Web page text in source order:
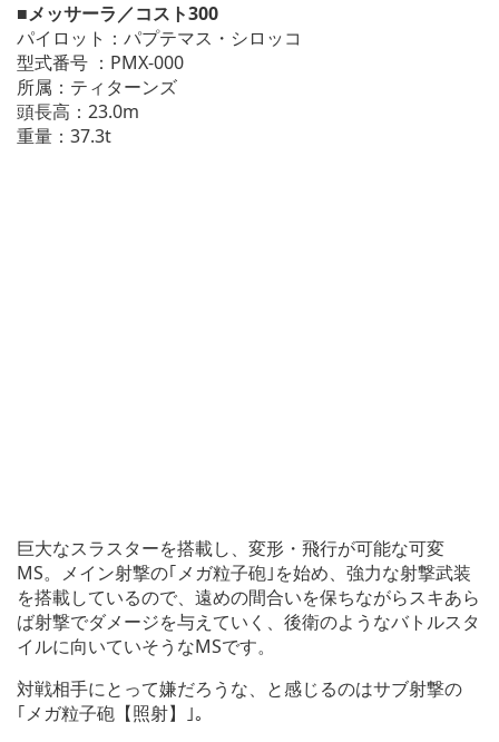
■メッサーラ／コスト300
パイロット：パプテマス・シロッコ
型式番号 ：PMX-000
所属：ティターンズ
頭長高：23.0m
重量：37.3t
巨大なスラスターを搭載し、変形・飛行が可能な可変
MS。メイン射撃の｢メガ粒子砲｣を始め、強力な射撃武装
を搭載しているので、遠めの間合いを保ちながらスキあら
ば射撃でダメージを与えていく、後衛のようなバトルスタ
イルに向いていそうなMSです。
対戦相手にとって嫌だろうな、と感じるのはサブ射撃の
｢メガ粒子砲【照射】｣。